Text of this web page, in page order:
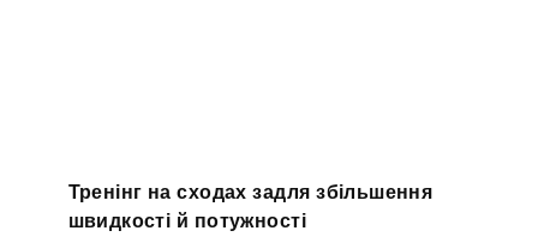
Тренінг на сходах задля збільшення
швидкості й потужності